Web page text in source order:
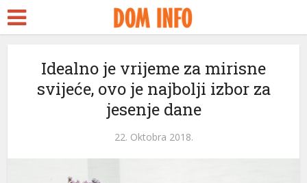
Idealno je vrijeme za mirisne
svijeće, ovo je najbolji izbor za
jesenje dane
22. Oktobra 2018.